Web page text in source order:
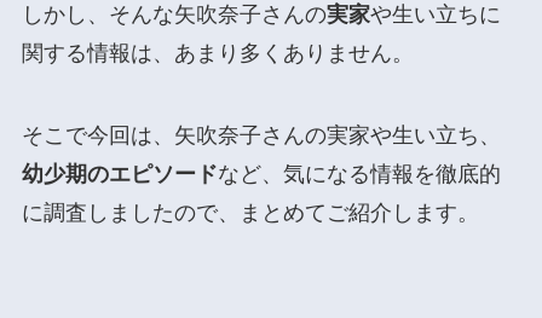
しかし、そんな矢吹奈子さんの実家や生い立ちに
関する情報は、あまり多くありません。
そこで今回は、矢吹奈子さんの実家や生い立ち、
幼少期のエピソードなど、気になる情報を徹底的
に調査しましたので、まとめてご紹介します。